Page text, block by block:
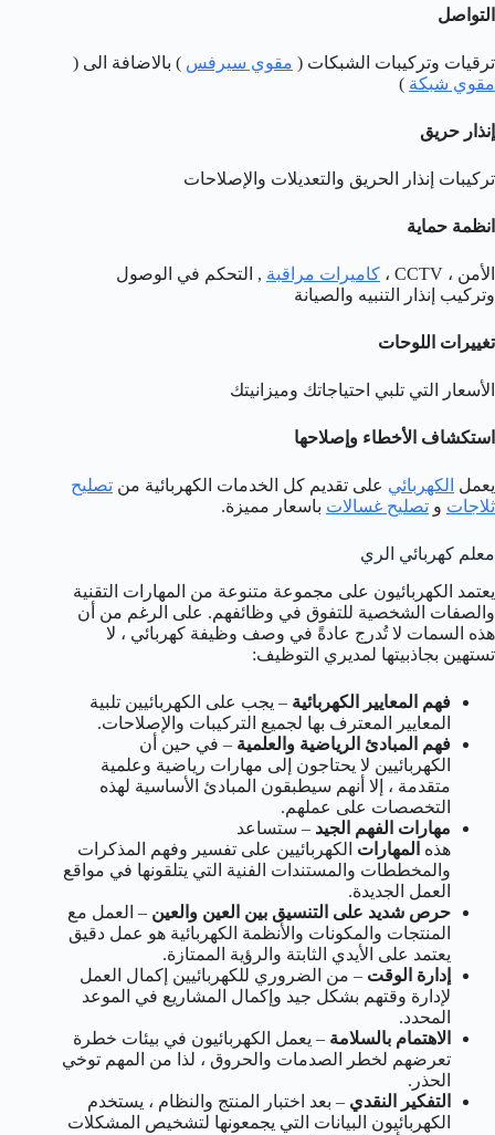
التواصل
ترقيات وتركيبات الشبكات ( مقوي سيرفس ) بالاضافة الى (
مقوي شبكة )
إنذار حريق
تركيبات إنذار الحريق والتعديلات والإصلاحات
انظمة حماية
الأمن ، CCTV ، كاميرات مراقبة , التحكم في الوصول
وتركيب إنذار التنبيه والصيانة
تغييرات اللوحات
الأسعار التي تلبي احتياجاتك وميزانيتك
استكشاف الأخطاء وإصلاحها
يعمل الكهربائي على تقديم كل الخدمات الكهربائية من تصليح
ثلاجات و تصليح غسالات باسعار مميزة.
معلم كهربائي الري
يعتمد الكهربائيون على مجموعة متنوعة من المهارات التقنية
والصفات الشخصية للتفوق في وظائفهم. على الرغم من أن
هذه السمات لا تُدرج عادةً في وصف وظيفة كهربائي ، لا
تستهين بجاذبيتها لمديري التوظيف:
فهم المعايير الكهربائية – يجب على الكهربائيين تلبية
المعايير المعترف بها لجميع التركيبات والإصلاحات.
فهم المبادئ الرياضية والعلمية – في حين أن
الكهربائيين لا يحتاجون إلى مهارات رياضية وعلمية
متقدمة ، إلا أنهم سيطبقون المبادئ الأساسية لهذه
التخصصات على عملهم.
مهارات الفهم الجيد – ستساعد
هذه المهارات الكهربائيين على تفسير وفهم المذكرات
والمخططات والمستندات الفنية التي يتلقونها في مواقع
العمل الجديدة.
حرص شديد على التنسيق بين العين والعين – العمل مع
المنتجات والمكونات والأنظمة الكهربائية هو عمل دقيق
يعتمد على الأيدي الثابتة والرؤية الممتازة.
إدارة الوقت – من الضروري للكهربائيين إكمال العمل
لإدارة وقتهم بشكل جيد وإكمال المشاريع في الموعد
المحدد.
الاهتمام بالسلامة – يعمل الكهربائيون في بيئات خطرة
تعرضهم لخطر الصدمات والحروق ، لذا من المهم توخي
الحذر.
التفكير النقدي – بعد اختبار المنتج والنظام ، يستخدم
الكهربائيون البيانات التي يجمعونها لتشخيص المشكلات